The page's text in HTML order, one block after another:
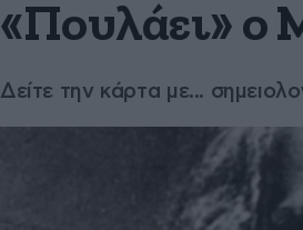
«Πουλάει» ο
Δείτε την κάρτα με...